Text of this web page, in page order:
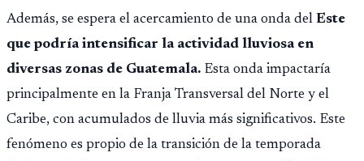
ilícita, terrorismo y sedición.
Además, se espera el acercamiento de una onda del Este
que podría intensificar la actividad lluviosa en
diversas zonas de Guatemala. Esta onda impactaría
principalmente en la Franja Transversal del Norte y el
Caribe, con acumulados de lluvia más significativos. Este
fenómeno es propio de la transición de la temporada